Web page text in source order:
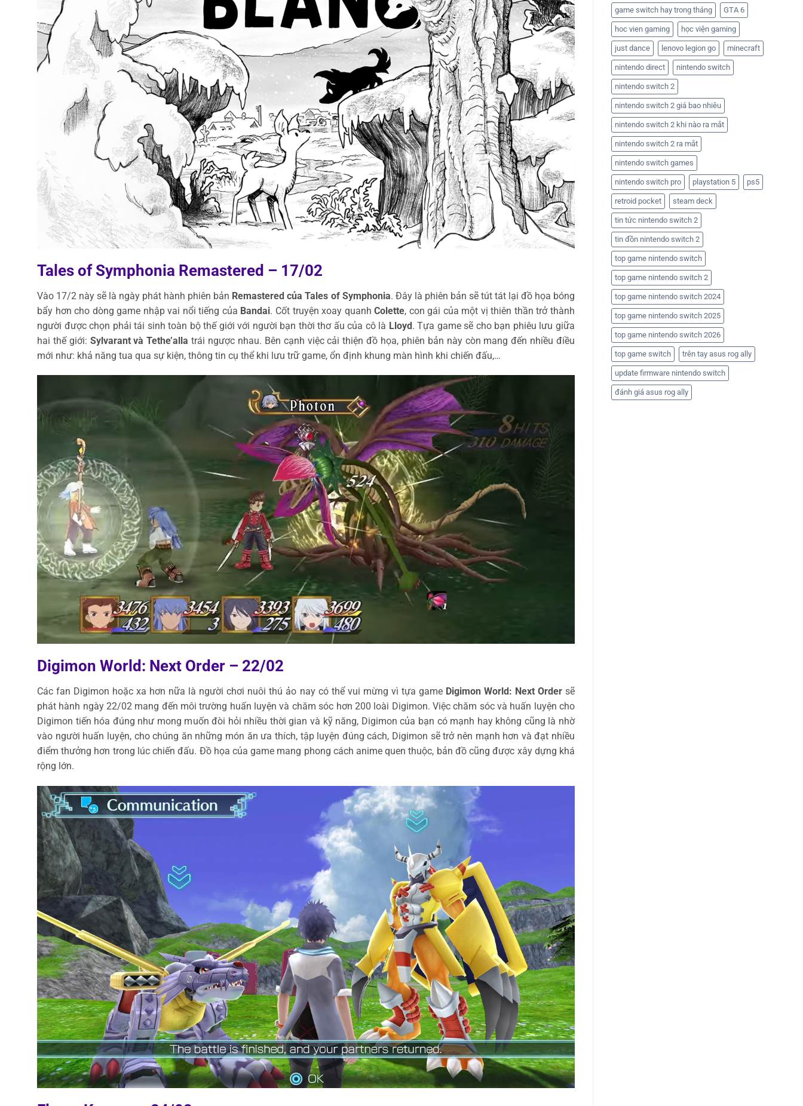
Tales of Symphonia Remastered – 17/02
Vào 17/2 này sẽ là ngày phát hành phiên bản Remastered của Tales of Symphonia. Đây là phiên bản sẽ tút tát lại đồ họa bóng
bẩy hơn cho dòng game nhập vai nổi tiếng của Bandai. Cốt truyện xoay quanhColette, con gái của một vị thiên thần trở thành
người được chọn phải tái sinh toàn bộ thế giới với người bạn thời thơ ấu của cô là Lloyd. Tựa game sẽ cho bạn phiêu lưu giữa
hai thế giới: Sylvarant và Tethe’alla trái ngược nhau. Bên cạnh việc cải thiện đồ họa, phiên bản này còn mang đến nhiều điều
mới như: khả năng tua qua sự kiện, thông tin cụ thể khi lưu trữ game, ổn định khung màn hình khi chiến đấu,…
Digimon World: Next Order – 22/02
Các fan Digimon hoặc xa hơn nữa là người chơi nuôi thú ảo nay có thể vui mừng vì tựa game Digimon World: Next Ordersẽ
phát hành ngày 22/02 mang đến môi trường huấn luyện và chăm sóc hơn 200 loài Digimon. Việc chăm sóc và huấn luyện cho
Digimon tiến hóa đúng như mong muốn đòi hỏi nhiều thời gian và kỹ năng, Digimon của bạn có mạnh hay không cũng là nhờ
vào người huấn luyện, cho chúng ăn những món ăn ưa thích, tập luyện đúng cách, Digimon sẽ trở nên mạnh hơn và đạt nhiều
điểm thưởng hơn trong lúc chiến đấu. Đồ họa của game mang phong cách anime quen thuộc, bản đồ cũng được xây dựng khá
rộng lớn.
game switch hay trong tháng GTA 6
hoc vien gaming học viện gaming
just dance lenovo legion go minecraft
nintendo direct nintendo switch
nintendo switch 2
nintendo switch 2 giá bao nhiêu
nintendo switch 2 khi nào ra mắt
nintendo switch 2 ra mắt
nintendo switch games
nintendo switch pro playstation 5 ps5
retroid pocket steam deck
tin tức nintendo switch 2
tin đồn nintendo switch 2
top game nintendo switch
top game nintendo switch 2
top game nintendo switch 2024
top game nintendo switch 2025
top game nintendo switch 2026
top game switch trên tay asus rog ally
update firmware nintendo switch
đánh giá asus rog ally